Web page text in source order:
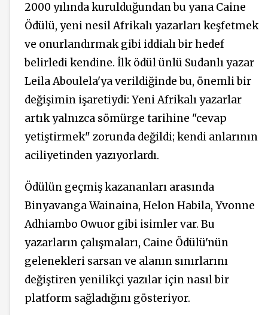
2000 yılında kurulduğundan bu yana Caine
Ödülü, yeni nesil Afrikalı yazarları keşfetmek
ve onurlandırmak gibi iddialı bir hedef
belirledi kendine. İlk ödül ünlü Sudanlı yazar
Leila Aboulela'ya verildiğinde bu, önemli bir
değişimin işaretiydi: Yeni Afrikalı yazarlar
artık yalnızca sömürge tarihine "cevap
yetiştirmek" zorunda değildi; kendi anlarının
aciliyetinden yazıyorlardı.
Ödülün geçmiş kazananları arasında
Binyavanga Wainaina, Helon Habila, Yvonne
Adhiambo Owuor gibi isimler var. Bu
yazarların çalışmaları, Caine Ödülü'nün
gelenekleri sarsan ve alanın sınırlarını
değiştiren yenilikçi yazılar için nasıl bir
platform sağladığını gösteriyor.